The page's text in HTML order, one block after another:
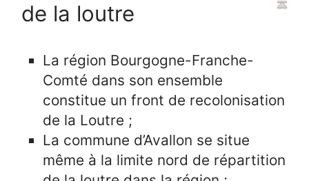
de la loutre
La région Bourgogne-Franche-
Comté dans son ensemble
constitue un front de recolonisation
de la Loutre ;
La commune d’Avallon se situe
même à la limite nord de répartition